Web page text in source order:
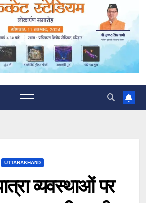
UTTARAKHAND
व्यवस्थाओं पर